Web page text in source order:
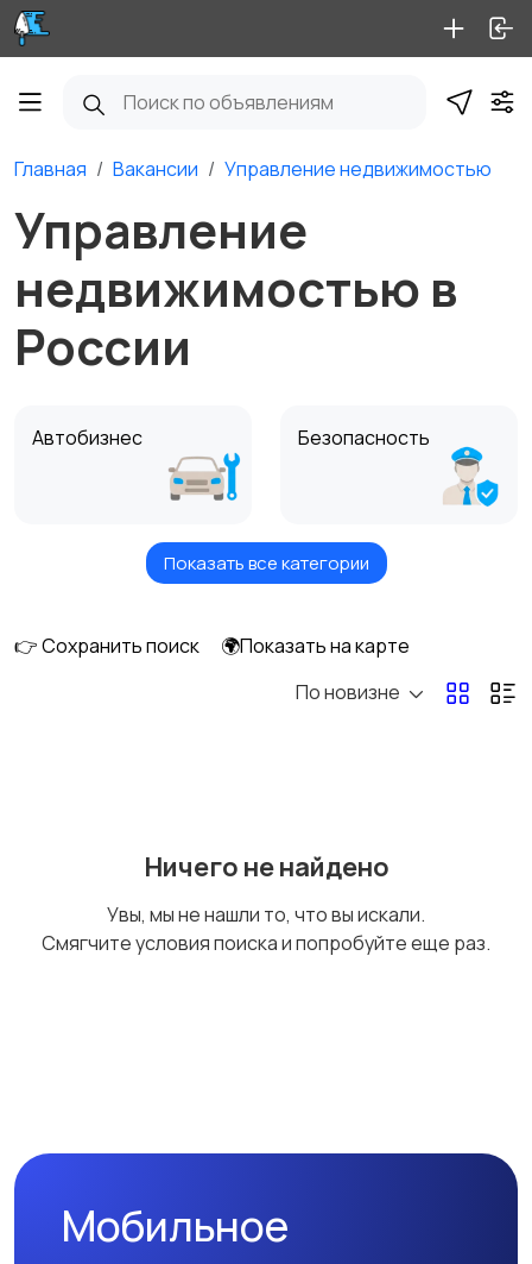
Главная Вакансии Управление недвижимостью
Управление
недвижимостью в
России
Автобизнес Безопасность
Бытовые услуги и
Высший менеджмент
Показать все категории
👉 Сохранить поиск
🌍Показать на карте
По новизне
Ничего не найдено
Увы, мы не нашли то, что вы искали.
Смягчите условия поиска и попробуйте еще раз.
Мобильное